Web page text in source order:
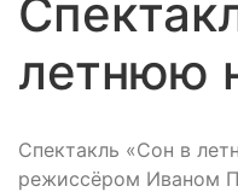
летнюю
Спектакль «Сон в
режиссёром Иваном